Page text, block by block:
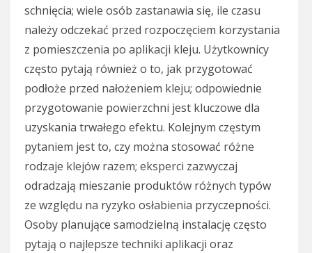
schnięcia; wiele osób zastanawia się, ile czasu
należy odczekać przed rozpoczęciem korzystania
z pomieszczenia po aplikacji kleju. Użytkownicy
często pytają również o to, jak przygotować
podłoże przed nałożeniem kleju; odpowiednie
przygotowanie powierzchni jest kluczowe dla
uzyskania trwałego efektu. Kolejnym częstym
pytaniem jest to, czy można stosować różne
rodzaje klejów razem; eksperci zazwyczaj
odradzają mieszanie produktów różnych typów
ze względu na ryzyko osłabienia przyczepności.
Osoby planujące samodzielną instalację często
pytają o najlepsze techniki aplikacji oraz